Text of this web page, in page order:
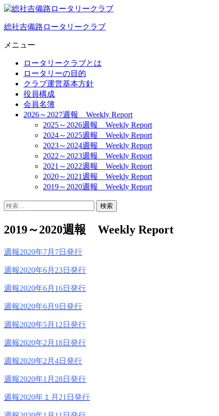
総社吉備路ロータリークラブ
メニュー
ロータリークラブとは
ロータリーの目的
クラブ運営基本方針
役員構成
会員名簿
2026～2027週報 Weekly Report
2025～2026週報 Weekly Report
2024～2025週報 Weekly Report
2023～2024週報 Weekly Report
2022～2023週報 Weekly Report
2021～2022週報 Weekly Report
2020～2021週報 Weekly Report
2019～2020週報 Weekly Report
検
2019～2020週報 Weekly Report
週報2020年7月7日発行
週報2020年6月23日発行
週報2020年6月16日発行
週報2020年6月9日発行
週報2020年5月12日発行
週報2020年2月18日発行
週報2020年2月4日発行
週報2020年1月28日発行
週報2020年１月21日発行